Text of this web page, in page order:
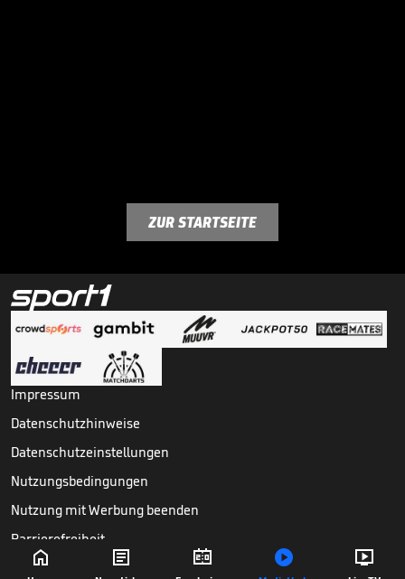
    
ZUR STARTSEITE
Impressum
Datenschutzhinweise
Datenschutzeinstellungen
Nutzungsbedingungen
Nutzung mit Werbung beenden
Barrierefreiheit
Copyright © Sport1 GmbH. Alle Rechte vorbehalten.